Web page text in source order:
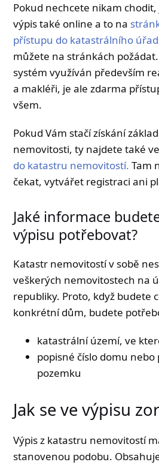
Pokud nechcete nikam
výpis také online a to na
přístupu do katastrálního
můžete na stránkách
systém využíván především
a makléři, je ale zdarma
všem.
Pokud Vám stačí získání
nemovitosti, ty najdete také
do katastru nemovitostí. Tam
čekat, vytvářet registraci ani
Jaké informace
výpisu potřebovat?
Katastr nemovitostí v sobě
veškerých nemovitostech na
republiky. Proto, když budete
konkrétní dům, budete
katastrální území, ve
popisné číslo domu nebo
pozemku
Jak se ve výpisu
Výpis z katastru nemovitostí
stanovenou podobu.